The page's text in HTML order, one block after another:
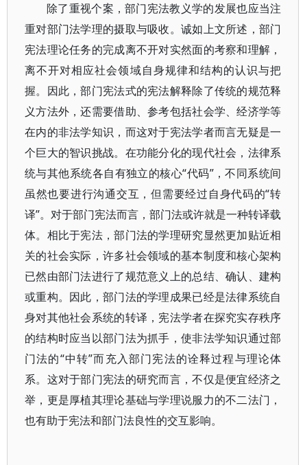
除了重视个案，部门宪法教义学的发展也应当注
重对部门法学理的摄取与吸收。诚如上文所述，部门
宪法理论任务的完成离不开对实然面的考察和理解，
离不开对相应社会领域自身规律和结构的认识与把
握。因此，部门宪法式的宪法解释除了传统的规范释
义方法外，还需要借助、参考包括社会学、经济学等
在内的非法学知识，而这对于宪法学者而言无疑是一
个巨大的智识挑战。在功能分化的现代社会，法律系
统与其他系统各自有独立的核心“代码”，不同系统间
虽然也要进行沟通交互，但需要经过自身代码的“转
译”。对于部门宪法而言，部门法或许就是一种转译载
体。相比于宪法，部门法的学理研究显然更加贴近相
关的社会实际，许多社会领域的基本制度和核心架构
已然由部门法进行了规范意义上的总结、确认、建构
或重构。因此，部门法的学理成果已经是法律系统自
身对其他社会系统的转译，宪法学者在探究实存秩序
的结构时应当以部门法为抓手，使非法学知识通过部
门法的“中转”而充入部门宪法的诠释过程与理论体
系。这对于部门宪法的研究而言，不仅是便宜经济之
举，更是厚植其理论基础与学理说服力的不二法门，
也有助于宪法和部门法良性的交互影响。